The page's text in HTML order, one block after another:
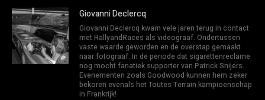
Giovanni Declercq
Giovanni Declercq kwam vele jaren terug in contact
met RallyandRaces als videograaf. Ondertussen
vaste waarde geworden en de overstap gemaakt
naar fotograaf. In de periode dat sigarettenreclame
nog mocht fanatiek supporter van Patrick Snijers.
Evenementen zoals Goodwood kunnen hem zeker
bekoren evenals het Toutes Terrain kampioenschap
in Frankrijk!